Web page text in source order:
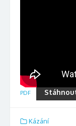
PDF
Kázání